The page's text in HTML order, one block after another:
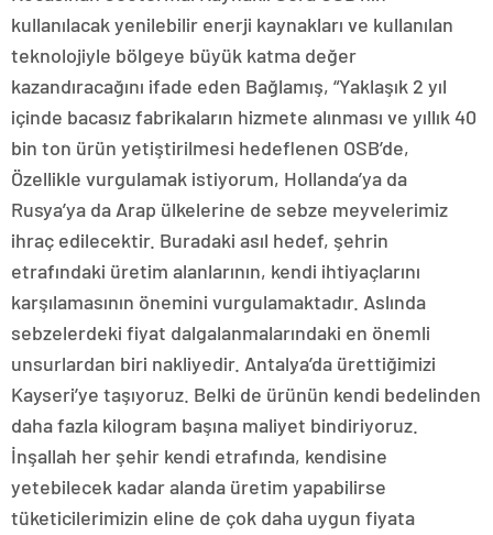
kullanılacak yenilebilir enerji kaynakları ve kullanılan
teknolojiyle bölgeye büyük katma değer
kazandıracağını ifade eden Bağlamış, “Yaklaşık 2 yıl
içinde bacasız fabrikaların hizmete alınması ve yıllık 40
bin ton ürün yetiştirilmesi hedeflenen OSB’de,
Özellikle vurgulamak istiyorum, Hollanda’ya da
Rusya’ya da Arap ülkelerine de sebze meyvelerimiz
ihraç edilecektir. Buradaki asıl hedef, şehrin
etrafındaki üretim alanlarının, kendi ihtiyaçlarını
karşılamasının önemini vurgulamaktadır. Aslında
sebzelerdeki fiyat dalgalanmalarındaki en önemli
unsurlardan biri nakliyedir. Antalya’da ürettiğimizi
Kayseri’ye taşıyoruz. Belki de ürünün kendi bedelinden
daha fazla kilogram başına maliyet bindiriyoruz.
İnşallah her şehir kendi etrafında, kendisine
yetebilecek kadar alanda üretim yapabilirse
tüketicilerimizin eline de çok daha uygun fiyata